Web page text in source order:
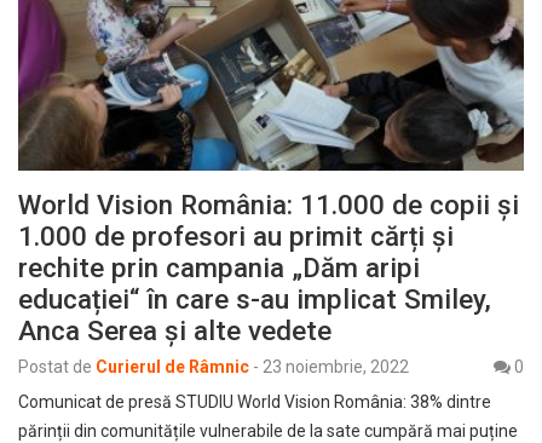
World Vision România: 11.000 de copii și
1.000 de profesori au primit cărți și
rechite prin campania „Dăm aripi
educației“ în care s-au implicat Smiley,
Anca Serea și alte vedete
Postat de Curierul de Râmnic - 23 noiembrie, 2022
0
Comunicat de presă STUDIU World Vision România: 38% dintre
părinții din comunitățile vulnerabile de la sate cumpără mai puține